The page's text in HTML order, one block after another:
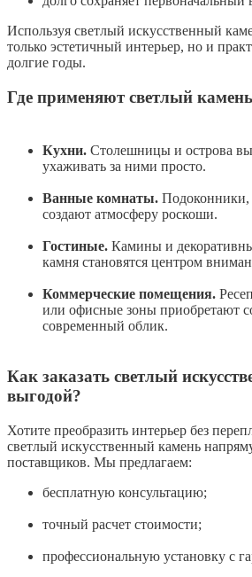
Используя светлый искусственный
только эстетичный интерьер, но и
долгие годы.
Где применяют светлый
Кухни. Столешницы и острова
ухаживать за ними просто.
Ванные комнаты. Подоконники,
создают атмосферу роскоши.
Гостиные. Камины и
камня становятся центром
Коммерческие помещения.
или офисные зоны приобретают
современный облик.
Как заказать светлый
выгодой?
Хотите преобразить интерьер без
светлый искусственный камень
поставщиков. Мы предлагаем:
бесплатную консультацию;
точный расчет стоимости;
профессиональную установку с